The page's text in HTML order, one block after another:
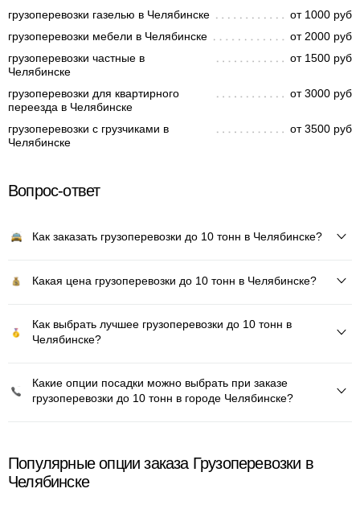
грузоперевозки газелью в Челябинске
от 1000 руб
грузоперевозки мебели в Челябинске
от 2000 руб
грузоперевозки частные в
Челябинске
от 1500 руб
грузоперевозки для квартирного
переезда в Челябинске
от 3000 руб
грузоперевозки с грузчиками в
Челябинске
от 3500 руб
Вопрос-ответ
Как заказать грузоперевозки до 10 тонн в Челябинске?
Какая цена грузоперевозки до 10 тонн в Челябинске?
Как выбрать лучшее грузоперевозки до 10 тонн в
Челябинске?
Какие опции посадки можно выбрать при заказе
грузоперевозки до 10 тонн в городе Челябинске?
Популярные опции заказа Грузоперевозки в
Челябинске